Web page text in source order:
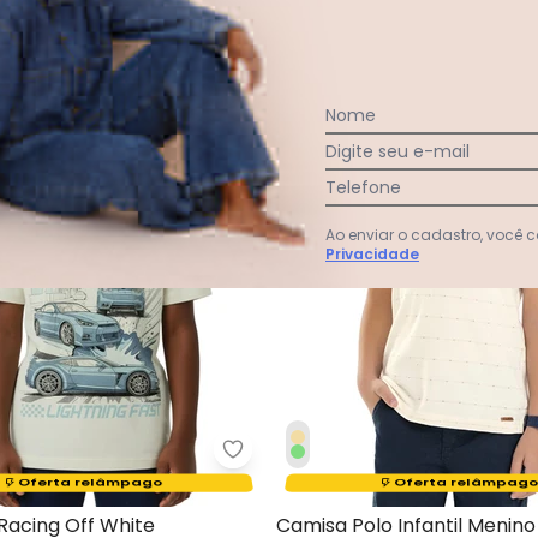
Infantil com Botões BegeMalwee Kids - Camiseta Racing
Oferta relâmpago
Termina em:15:42:47
Off White
Oferta relâmpago
Termina em:15:42:47
Camisa Polo Infantil
Nome
Digite seu e-mail
Telefone
Ao enviar o cadastro, você
Privacidade